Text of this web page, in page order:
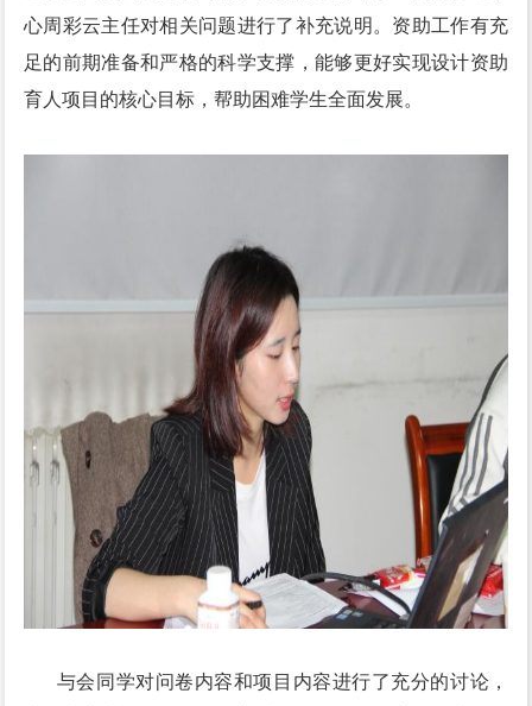
心周彩云主任对相关问题进行了补充说明。资助工作有充
足的前期准备和严格的科学支撑，能够更好实现设计资助
育人项目的核心目标，帮助困难学生全面发展。
与会同学对问卷内容和项目内容进行了充分的讨论，